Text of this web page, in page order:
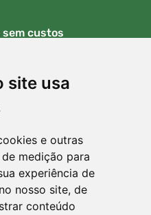
site usa
e outras
medição para
experiência de
nosso site, de
conteúdo
sem custos
superiores a 80 EUR
encomenda em qualquer
uma árvore! Leia mais